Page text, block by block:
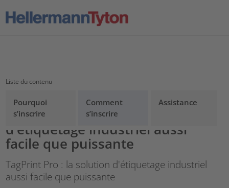
Liste du contenu
Pourquoi
s’inscrire
Comment
s’inscrire
Assistance
TagPrint Pro : la solution
d'étiquetage industriel aussi
facile que puissante
TagPrint Pro : la solution d'étiquetage industriel
aussi facile que puissante